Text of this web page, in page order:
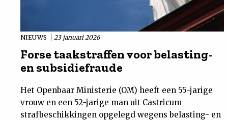
NIEUWS 23 januari 2026
Forse taakstraffen voor belasting-
en subsidiefraude
Het Openbaar Ministerie (OM) heeft een 55-jarige
vrouw en een 52-jarige man uit Castricum
strafbeschikkingen opgelegd wegens belasting- en